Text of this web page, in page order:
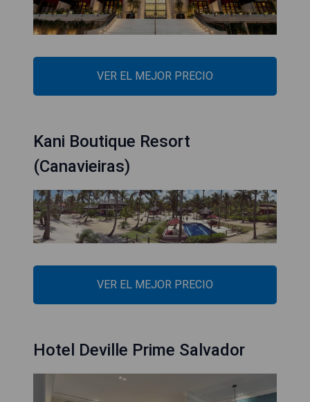
VER EL MEJOR PRECIO
Kani Boutique Resort
(Canavieiras)
VER EL MEJOR PRECIO
Hotel Deville Prime Salvador